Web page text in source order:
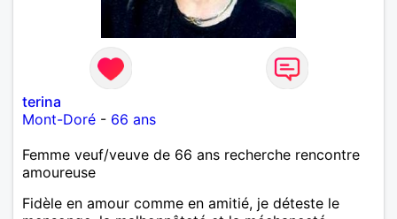
terina
Mont-Doré - 66 ans
Femme veuf/veuve de 66 ans recherche rencontre
amoureuse
Fidèle en amour comme en amitié, je déteste le